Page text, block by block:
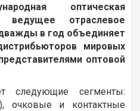
оптическая
отраслевое
в год объединяет
мировых
оптовой
следующие сегменты:
очковые и контактные